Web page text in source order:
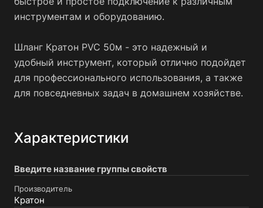
инструментам и оборудованию.
Шланг Кратон PVC 50м - это надежный и
удобный инструмент, который отлично подойдет
для профессионального использования, а также
для повседневных задач в домашнем хозяйстве.
Характеристики
Введите название группы свойств
Производитель
Кратон